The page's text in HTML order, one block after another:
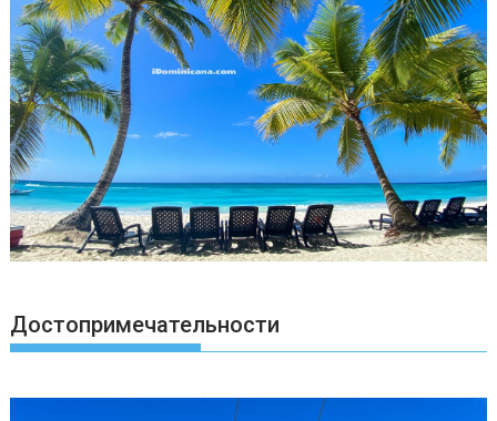
Достопримечательности